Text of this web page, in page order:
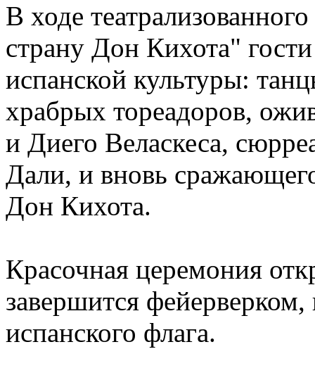
В ходе
страну Дон Кихота"
испанской культуры:
храбрых тореадоров,
и Диего Веласкеса,
Дали, и вновь
Дон Кихота.
Красочная церемония
завершится
испанского флага.